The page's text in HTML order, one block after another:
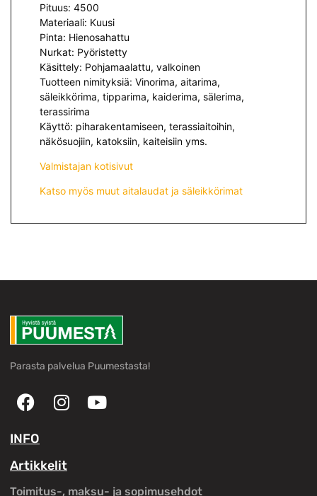
Pituus: 4500
Materiaali: Kuusi
Pinta: Hienosahattu
Nurkat: Pyöristetty
Käsittely: Pohjamaalattu, valkoinen
Tuotteen nimityksiä: Vinorima, aitarima,
säleikkörima, tipparima, kaiderima, sälerima,
terassirima
Käyttö: piharakentamiseen, terassiaitoihin,
näkösuojiin, katoksiin, kaiteisiin yms.
Valmistajan kotisivut
Katso myös muut aitalaudat ja säleikkörimat
Parasta palvelua Puumestasta!
INFO
Artikkelit
Toimitus-, maksu- ja sopimusehdot